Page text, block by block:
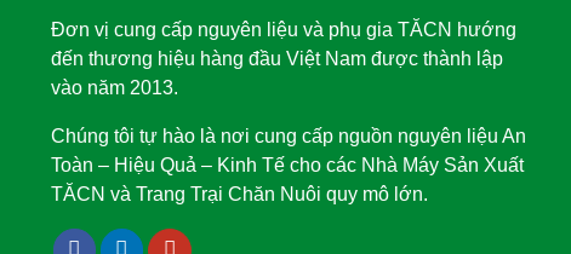
Đơn vị cung cấp nguyên liệu và phụ gia TĂCN hướng
đến thương hiệu hàng đầu Việt Nam được thành lập
vào năm 2013.
Chúng tôi tự hào là nơi cung cấp nguồn nguyên liệu An
Toàn – Hiệu Quả – Kinh Tế cho các Nhà Máy Sản Xuất
TĂCN và Trang Trại Chăn Nuôi quy mô lớn.